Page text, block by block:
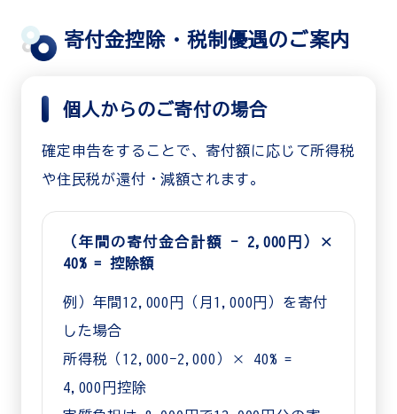
寄付金控除・税制優遇のご案内
個人からのご寄付の場合
確定申告をすることで、寄付額に応じて所得税
や住民税が還付・減額されます。
（年間の寄付金合計額 − 2,000円）×
40% = 控除額
例）年間12,000円（月1,000円）を寄付
した場合
所得税（12,000−2,000）× 40% =
4,000円控除